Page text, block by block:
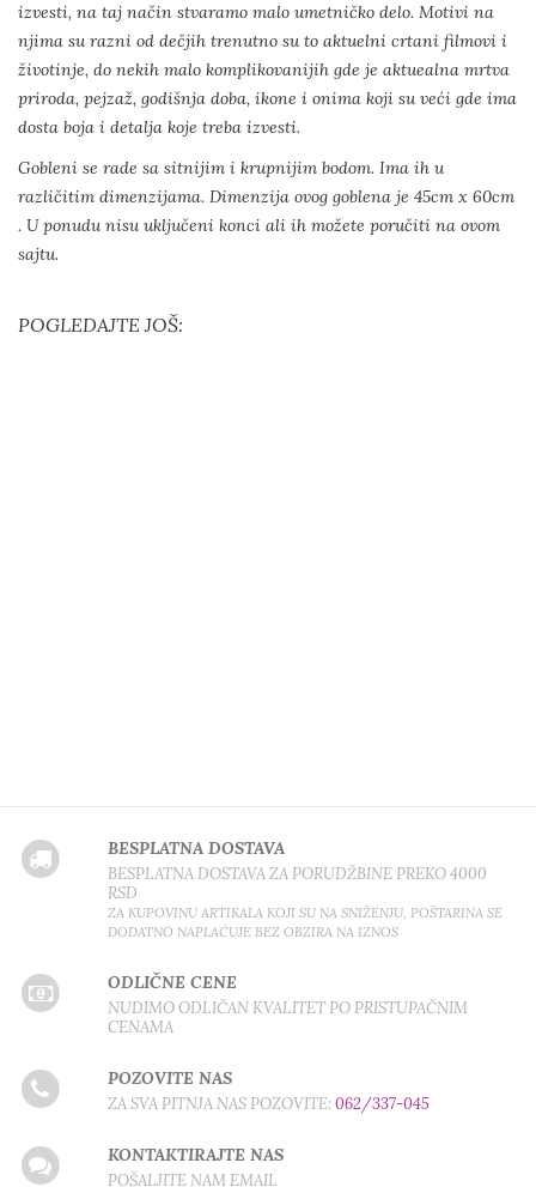
izvesti, na taj način stvaramo malo umetničko delo. Motivi na
njima su razni od dečjih trenutno su to aktuelni crtani filmovi i
životinje, do nekih malo komplikovanijih gde je aktuealna mrtva
priroda, pejzaž, godišnja doba, ikone i onima koji su veći gde ima
dosta boja i detalja koje treba izvesti.
Gobleni se rade sa sitnijim i krupnijim bodom. Ima ih u
različitim dimenzijama. Dimenzija ovog goblena je 45cm x 60cm
. U ponudu nisu uključeni konci ali ih možete poručiti na ovom
sajtu.
POGLEDAJTE JOŠ:
BESPLATNA DOSTAVA
BESPLATNA DOSTAVA ZA PORUDŽBINE PREKO 4000
RSD
ZA KUPOVINU ARTIKALA KOJI SU NA SNIŽENJU, POŠTARINA SE
DODATNO NAPLAĆUJE BEZ OBZIRA NA IZNOS
ODLIČNE CENE
NUDIMO ODLIČAN KVALITET PO PRISTUPAČNIM
CENAMA
POZOVITE NAS
ZA SVA PITNJA NAS POZOVITE:062/337-045
KONTAKTIRAJTE NAS
POŠALJITE NAM EMAIL